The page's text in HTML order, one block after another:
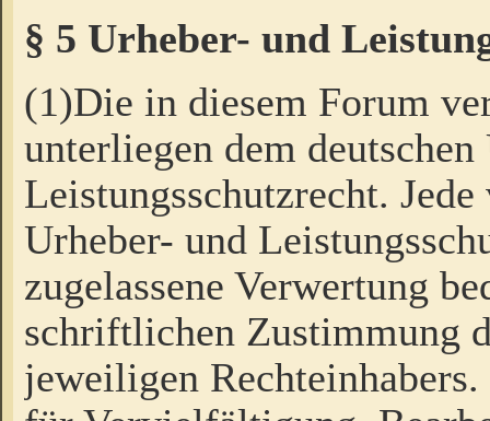
§ 5 Urheber- und
(1)Die in diesem Forum
unterliegen dem
Leistungsschutzrecht.
Urheber- und
zugelassene Verwertung
schriftlichen Zustimmung
jeweiligen